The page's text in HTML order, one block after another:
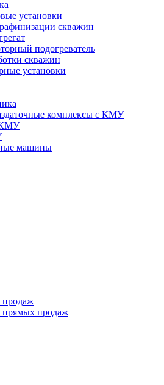
установки
скважин
подогреватель
скважин
установки
комплексы с КМУ
КМУ
машины
продаж
прямых продаж